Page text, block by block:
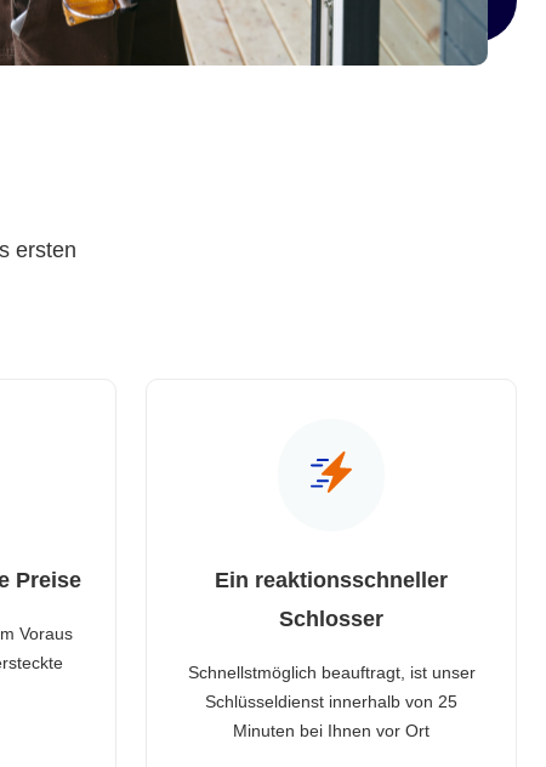
ersten
Preise
Voraus
Ein reaktionsschneller
Schlosser
Schnellstmöglich beauftragt, ist unser
Schlüsseldienst innerhalb von 25
Minuten bei Ihnen vor Ort